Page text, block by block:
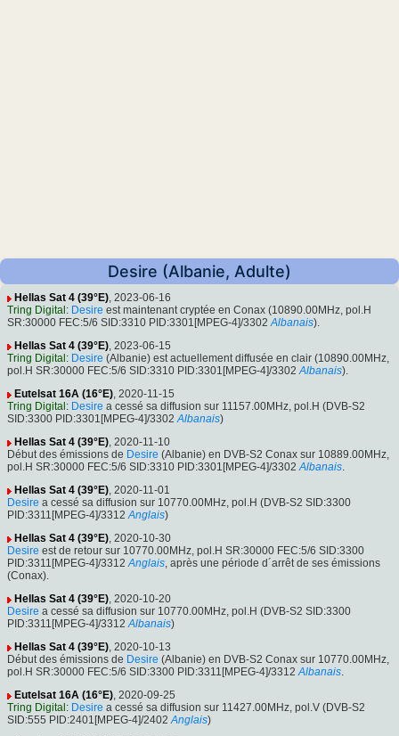
Desire (Albanie, Adulte)
Hellas Sat 4 (39°E), 2023-06-16
Tring Digital : Desire est maintenant cryptée en Conax (10890.00MHz, pol.H
SR:30000 FEC:5/6 SID:3310 PID:3301[MPEG-4]/3302 Albanais).
Hellas Sat 4 (39°E), 2023-06-15
Tring Digital : Desire (Albanie) est actuellement diffusée en clair (10890.00MHz,
pol.H SR:30000 FEC:5/6 SID:3310 PID:3301[MPEG-4]/3302 Albanais).
Eutelsat 16A (16°E), 2020-11-15
Tring Digital : Desire a cessé sa diffusion sur 11157.00MHz, pol.H (DVB-S2
SID:3300 PID:3301[MPEG-4]/3302 Albanais)
Hellas Sat 4 (39°E), 2020-11-10
Début des émissions de Desire (Albanie) en DVB-S2 Conax sur 10889.00MHz,
pol.H SR:30000 FEC:5/6 SID:3310 PID:3301[MPEG-4]/3302 Albanais.
Hellas Sat 4 (39°E), 2020-11-01
Desire a cessé sa diffusion sur 10770.00MHz, pol.H (DVB-S2 SID:3300
PID:3311[MPEG-4]/3312 Anglais)
Hellas Sat 4 (39°E), 2020-10-30
Desire est de retour sur 10770.00MHz, pol.H SR:30000 FEC:5/6 SID:3300
PID:3311[MPEG-4]/3312 Anglais, après une période d´arrêt de ses émissions
(Conax).
Hellas Sat 4 (39°E), 2020-10-20
Desire a cessé sa diffusion sur 10770.00MHz, pol.H (DVB-S2 SID:3300
PID:3311[MPEG-4]/3312 Albanais)
Hellas Sat 4 (39°E), 2020-10-13
Début des émissions de Desire (Albanie) en DVB-S2 Conax sur 10770.00MHz,
pol.H SR:30000 FEC:5/6 SID:3300 PID:3311[MPEG-4]/3312 Albanais.
Eutelsat 16A (16°E), 2020-09-25
Tring Digital : Desire a cessé sa diffusion sur 11427.00MHz, pol.V (DVB-S2
SID:555 PID:2401[MPEG-4]/2402 Anglais)